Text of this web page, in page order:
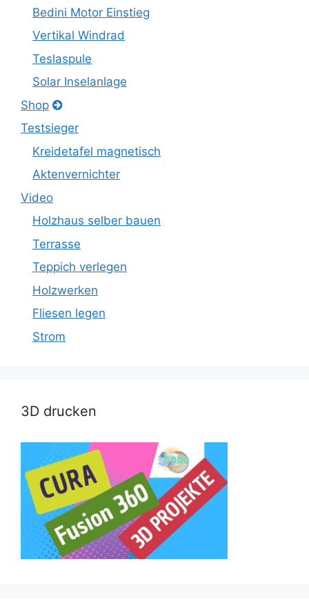
Bedini Motor Einstieg
Vertikal Windrad
Teslaspule
Solar Inselanlage
Shop
Testsieger
Kreidetafel magnetisch
Aktenvernichter
Video
Holzhaus selber bauen
Terrasse
Teppich verlegen
Holzwerken
Fliesen legen
Strom
3D drucken